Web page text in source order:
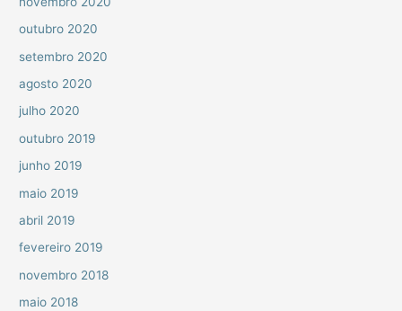
outubro 2020
setembro 2020
agosto 2020
julho 2020
outubro 2019
junho 2019
maio 2019
abril 2019
fevereiro 2019
novembro 2018
maio 2018